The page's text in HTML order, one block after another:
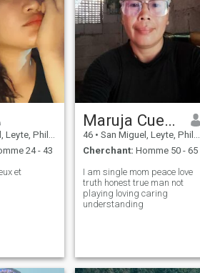
Philippines
24 - 43
et
Maruja Cuenza
46 • San Miguel, Leyte, Philippines
Cherchant: Homme 50 - 65
I am single mom peace love
truth honest true man not
playing loving caring
understanding